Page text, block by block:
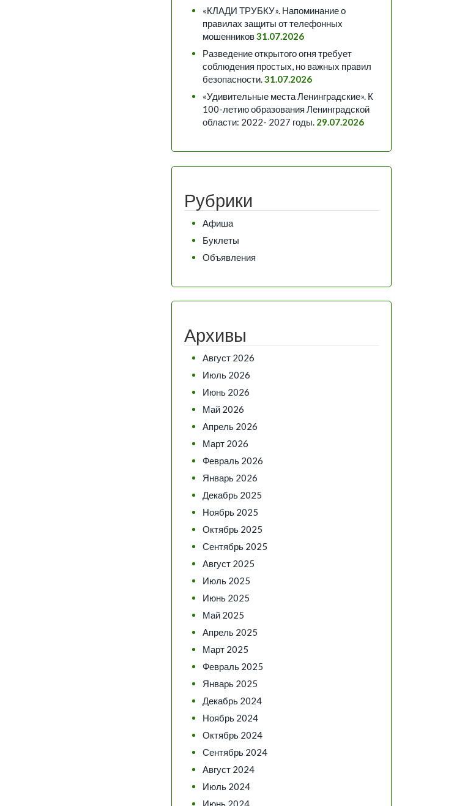
«КЛАДИ ТРУБКУ». Напоминание о
правилах защиты от телефонных
мошенников31.07.2026
Разведение открытого огня требует
соблюдения простых, но важных правил
безопасности.31.07.2026
«Удивительные места Ленинградские». К
100-летию образования Ленинградской
области: 2022- 2027 годы. 29.07.2026
Рубрики
Афиша
Буклеты
Объявления
Архивы
Август 2026
Июль 2026
Июнь 2026
Май 2026
Апрель 2026
Март 2026
Февраль 2026
Январь 2026
Декабрь 2025
Ноябрь 2025
Октябрь 2025
Сентябрь 2025
Август 2025
Июль 2025
Июнь 2025
Май 2025
Апрель 2025
Март 2025
Февраль 2025
Январь 2025
Декабрь 2024
Ноябрь 2024
Октябрь 2024
Сентябрь 2024
Август 2024
Июль 2024
Июнь 2024